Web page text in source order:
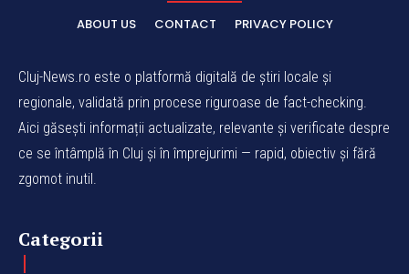
ABOUT US CONTACT PRIVACY POLICY
Cluj-News.ro este o platformă digitală de știri locale și
regionale, validată prin procese riguroase de fact-checking.
Aici găsești informații actualizate, relevante și verificate despre
ce se întâmplă în Cluj și în împrejurimi — rapid, obiectiv și fără
zgomot inutil.
Categorii